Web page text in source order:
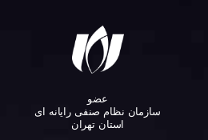
عضو
سازمان نظام صنفی رایانه ای
استان تهران